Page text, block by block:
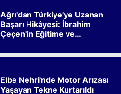
Ağrı'dan Türkiye'ye Uzanan
Başarı Hikâyesi: İbrahim
Çeçen'in Eğitime ve
Elbe Nehri'nde Motor Arızası
Yaşayan Tekne Kurtarıldı